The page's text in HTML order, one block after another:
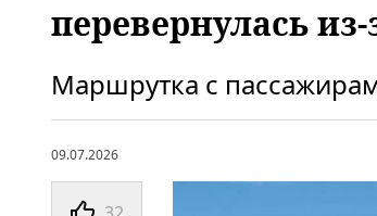
перевернулась
Маршрутка с
09.07.2026